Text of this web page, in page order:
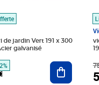
de jardin Vert 191 x 300
galvanisé
Ajouter